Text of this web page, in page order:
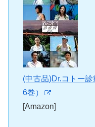
(中古品)Dr.コトー
6巻）
[Amazon]